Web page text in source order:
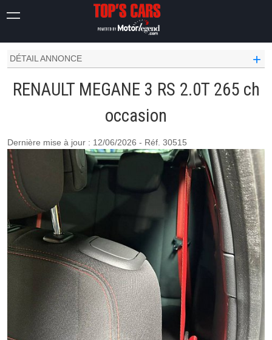
RS 2.0T 265 CH
DÉTAIL ANNONCE
+
RENAULT MEGANE 3 RS 2.0T 265 ch
occasion
Dernière mise à jour : 12/06/2026 - Réf. 30515